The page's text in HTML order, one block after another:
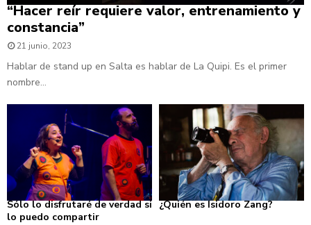
“Hacer reír requiere valor, entrenamiento y
constancia”
21 junio, 2023
Hablar de stand up en Salta es hablar de La Quipi. Es el primer
nombre...
Sólo lo disfrutaré de verdad si
lo puedo compartir
¿Quién es Isidoro Zang?